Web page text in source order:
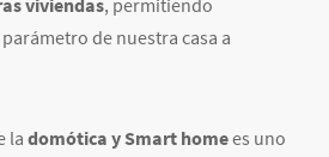
viviendas, permitiendo
de nuestra casa a
ladomótica y Smart homees uno